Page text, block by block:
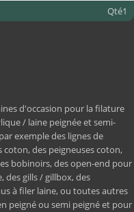
Qté1
d'occasion pour la filature
/ laine peignée et semi-
exemple des lignes de
coton, des peigneuses coton,
bobinoirs, des open-end pour
des gills / gillbox, des
à filer laine, ou toutes autres
peigné ou semi peigné et pour